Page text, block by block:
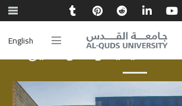
Englishالأكاديمية والموظفين